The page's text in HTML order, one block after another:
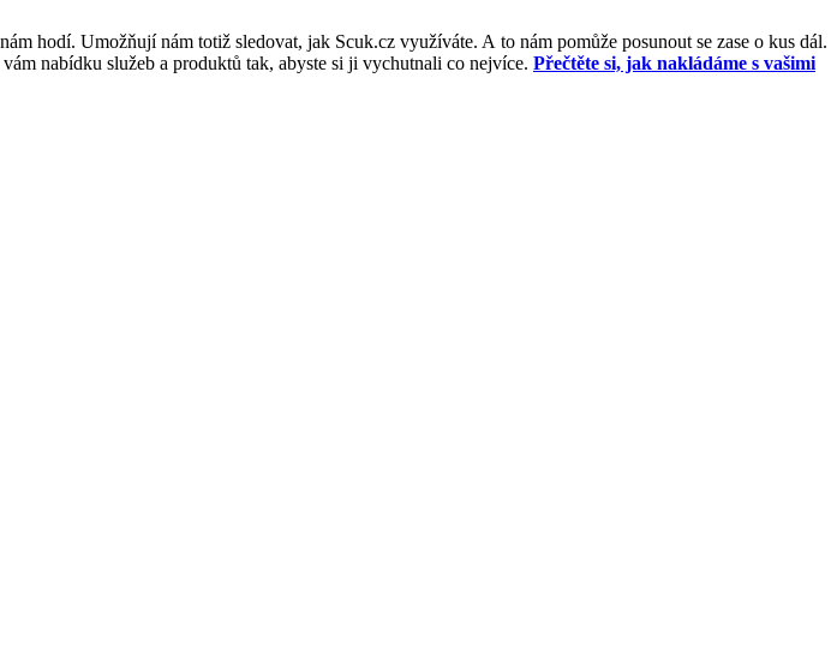
hodí. Umožňují nám totiž sledovat, jak Scuk.cz využíváte. A to nám pomůže posunout se zase o kus dál.
nabídku služeb a produktů tak, abyste si ji vychutnali co nejvíce. Přečtěte si, jak nakládáme s vašimi